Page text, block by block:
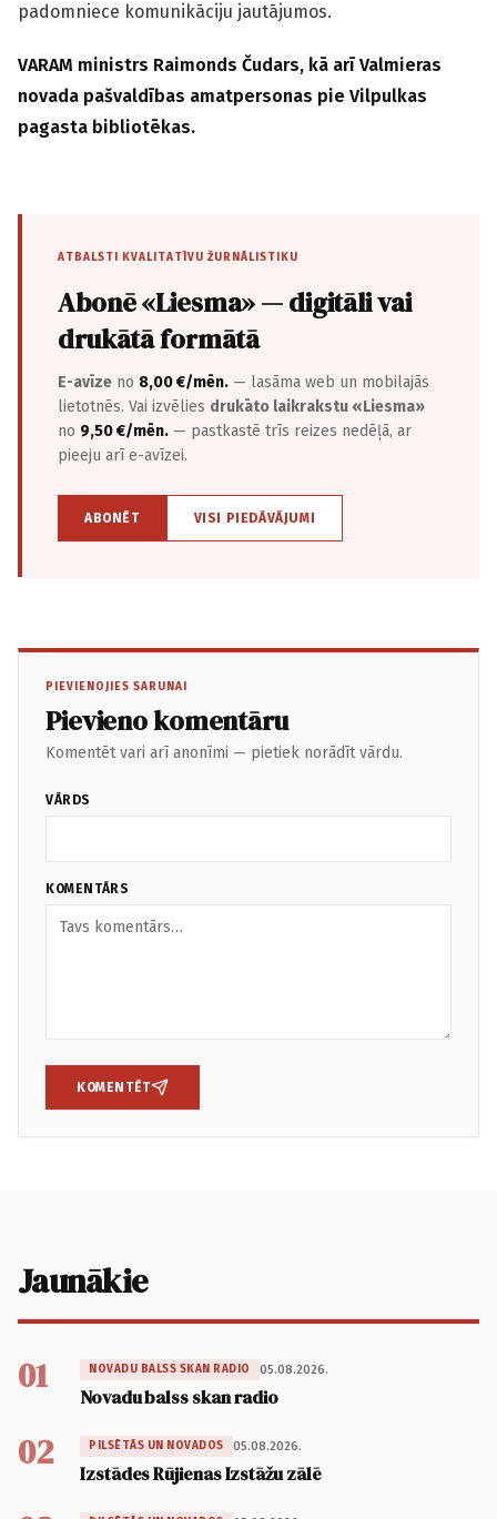
padomniece komunikāciju jautājumos.
VARAM ministrs Raimonds Čudars, kā arī Valmieras
novada pašvaldības amatpersonas pie Vilpulkas
pagasta bibliotēkas.
ATBALSTI KVALITATĪVU ŽURNĀLISTIKU
Abonē «Liesma» — digitāli vai
drukātā formātā
E-avīze no 8,00 €/mēn. — lasāma web un mobilajās
lietotnēs. Vai izvēlies drukāto laikrakstu «Liesma»
no 9,50 €/mēn. — pastkastē trīs reizes nedēļā, ar
pieeju arī e-avīzei.
ABONĒT VISI PIEDĀVĀJUMI
PIEVIENOJIES SARUNAI
Pievieno komentāru
Komentēt vari arī anonīmi — pietiek norādīt vārdu.
VĀRDS
KOMENTĀRS
KOMENTĒT
Jaunākie
01 NOVADU BALSS SKAN RADIO 05.08.2026.
Novadu balss skan radio
02 PILSĒTĀS UN NOVADOS 05.08.2026.
Izstādes Rūjienas Izstāžu zālē